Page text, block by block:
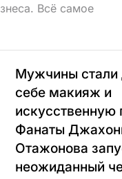
Всё самое
Мужчины стали
себе макияж и
искусственную
Фанаты
Отажонова
неожиданный